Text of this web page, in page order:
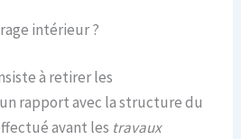
intérieur ?
à retirer les
rapport avec la structure du
avant les travaux